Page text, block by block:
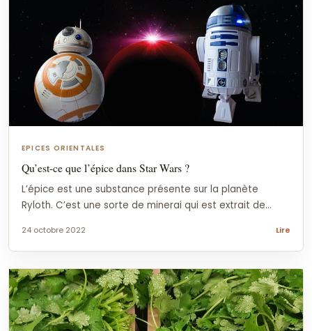
EPICES ORIENTALES
Qu’est-ce que l’épice dans Star Wars ?
L’épice est une substance présente sur la planète
Ryloth. C’est une sorte de minerai qui est extrait de...
24 octobre 2022 Lire